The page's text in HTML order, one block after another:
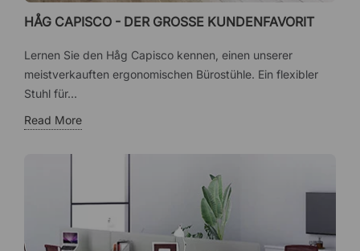
HÅG CAPISCO - DER GROSSE KUNDENFAVORIT
Lernen Sie den Håg Capisco kennen, einen unserer
meistverkauften ergonomischen Bürostühle. Ein flexibler
Stuhl für...
Read More